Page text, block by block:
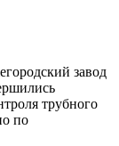
завод
трубного
по